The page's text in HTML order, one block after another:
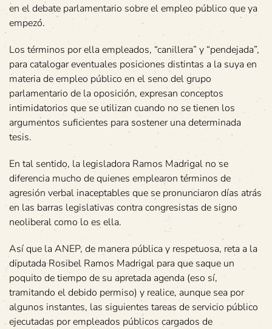
en el debate parlamentario sobre el empleo público que ya
empezó.
Los términos por ella empleados, “canillera” y “pendejada”,
para catalogar eventuales posiciones distintas a la suya en
materia de empleo público en el seno del grupo
parlamentario de la oposición, expresan conceptos
intimidatorios que se utilizan cuando no se tienen los
argumentos suficientes para sostener una determinada
tesis.
En tal sentido, la legisladora Ramos Madrigal no se
diferencia mucho de quienes emplearon términos de
agresión verbal inaceptables que se pronunciaron días atrás
en las barras legislativas contra congresistas de signo
neoliberal como lo es ella.
Así que la ANEP, de manera pública y respetuosa, reta a la
diputada Rosibel Ramos Madrigal para que saque un
poquito de tiempo de su apretada agenda (eso sí,
tramitando el debido permiso) y realice, aunque sea por
algunos instantes, las siguientes tareas de servicio público
ejecutadas por empleados públicos cargados de